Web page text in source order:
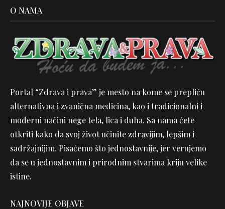
O NAMA
Portal “Zdrava i prava” je mesto na kome se prepliću
alternativna i zvanična medicina, kao i tradicionalni i
moderni načini nege tela, lica i duha. Sa nama ćete
otkriti kako da svoj život učinite zdravijim, lepšim i
sadržajnijim. Pisaćemo što jednostavnije, jer verujemo
da se u jednostavnim i prirodnim stvarima kriju velike
istine.
NAJNOVIJE OBJAVE